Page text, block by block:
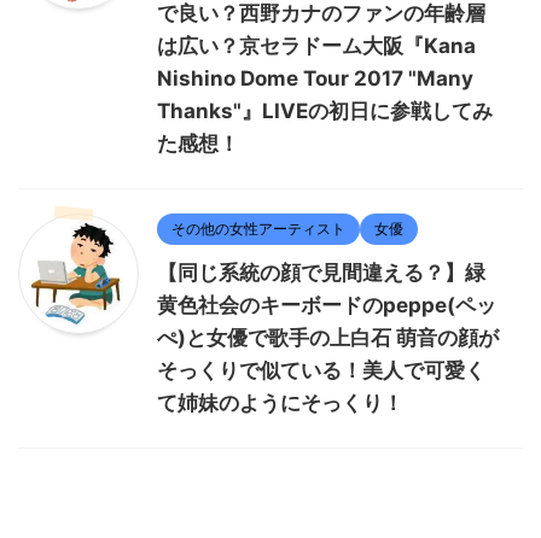
で良い？西野カナのファンの年齢層
は広い？京セラドーム大阪『Kana
Nishino Dome Tour 2017 "Many
Thanks"』LIVEの初日に参戦してみ
た感想！
その他の女性アーティスト 女優
【同じ系統の顔で見間違える？】緑
黄色社会のキーボードのpeppe(ペッ
ぺ)と女優で歌手の上白石 萌音の顔が
そっくりで似ている！美人で可愛く
て姉妹のようにそっくり！